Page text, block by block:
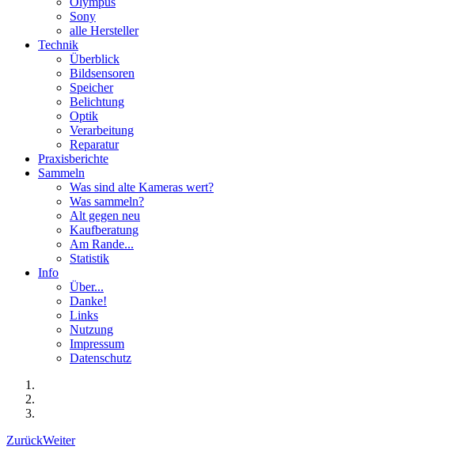
Sony
alle Hersteller
Technik
Überblick
Bildsensoren
Speicher
Belichtung
Optik
Verarbeitung
Reparatur
Praxisberichte
Sammeln
Was sind alte Kameras wert?
Was sammeln?
Alt gegen neu
Kaufberatung
Am Rande...
Statistik
Info
Über...
Danke!
Links
Nutzung
Impressum
Datenschutz
ZurückWeiter